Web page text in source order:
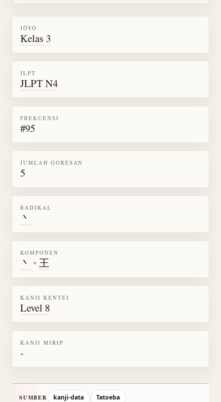
JŌYŌ
Kelas 3
JLPT
JLPT N4
FREKUENSI
#95
JUMLAH GORESAN
5
RADIKAL
丶
KOMPONEN
丶 •王
KANJI KENTEI
Level 8
KANJI MIRIP
-
SUMBER kanji-data
Tatoeba